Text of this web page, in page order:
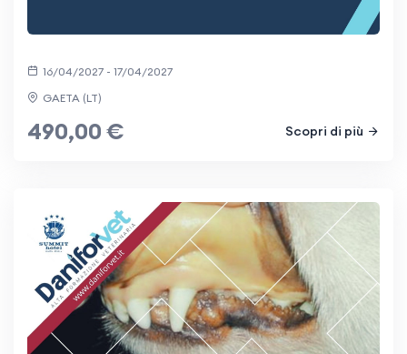
16/04/2027 - 17/04/2027
GAETA (LT)
490,00 € Scopri di più